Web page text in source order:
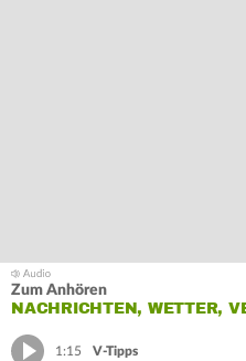
Zum Anhören
NACHRICHTEN, WETTER,
1:15 V-Tipps